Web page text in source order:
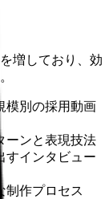
増しており、効
模別の採用動画
ーンと表現技法
すインタビュー
制作プロセス